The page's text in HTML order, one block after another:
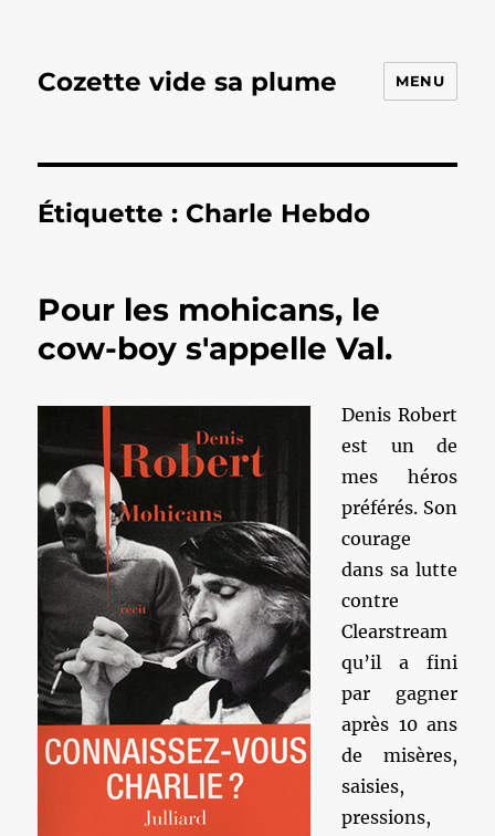
Cozette vide sa plume MENU
Étiquette : Charle Hebdo
Pour les mohicans, le
cow-boy s'appelle Val.
Denis Robert
est un de
mes héros
préférés. Son
courage
dans sa lutte
contre
Clearstream
qu’il a fini
par gagner
après 10 ans
de misères,
saisies,
pressions,